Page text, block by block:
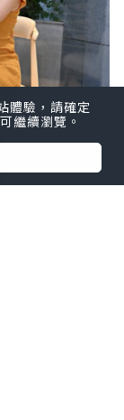
體驗，請確定
繼續瀏覽。